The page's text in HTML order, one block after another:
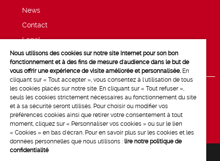
News
Contact
Legal
Privacy and cookie policy
Nous utilisons des cookies sur notre site Internet pour son bon
fonctionnement et à des fins de mesure d'audience dans le but de
vous offrir une expérience de visite améliorée et personnalisée. En
cliquant sur « Tout accepter », vous consentez à l'utilisation de tous
les cookies placés sur notre site. En cliquant sur « Tout refuser »,
seuls les cookies strictement nécessaires au fonctionnement du site
et à sa sécurité seront utilisés. Pour choisir ou modifier vos
préférences cookies ainsi que retirer votre consentement à tout
moment, cliquez sur « Personnaliser vos cookies » ou sur le lien
« Cookies » en bas d'écran. Pour en savoir plus sur les cookies et les
données personnelles que nous utilisons : lire notre politique de
confidentialité